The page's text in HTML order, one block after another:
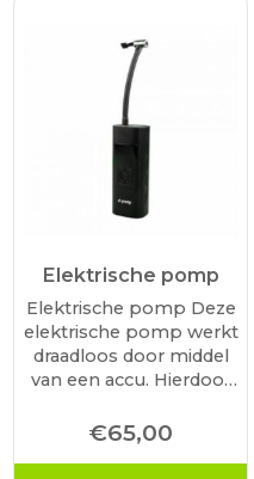
Elektrische pomp
Elektrische pomp Deze
elektrische pomp werkt
draadloos door middel
van een accu. Hierdoor
gebruiken. Dankzij het
kleine formaat is het
€65,00